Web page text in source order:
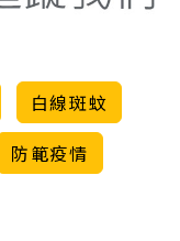
白線斑蚊
防範疫情